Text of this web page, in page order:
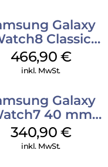
Galaxy
Classic
White
466,90 €
inkl. MwSt.
Galaxy
40 mm
Green
340,90 €
inkl. MwSt.